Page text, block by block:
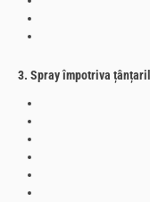
3. Spray împotriva